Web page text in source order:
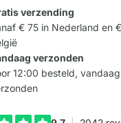
verzending
€ 75 in Nederland en
verzonden
12:00 besteld, vandaag